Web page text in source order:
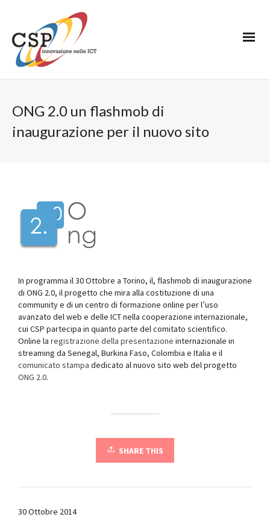
ONG 2.0 un flashmob di
inaugurazione per il nuovo sito
In programma il 30 Ottobre a Torino, il, flashmob di inaugurazione
di ONG 2.0, il progetto che mira alla costituzione di una
community e di un centro di formazione online per l’uso
avanzato del web e delle ICT nella cooperazione internazionale,
cui CSP partecipa in quanto parte del comitato scientifico.
Online la registrazione della presentazione internazionale in
streaming da Senegal, Burkina Faso, Colombia e Italia e il
comunicato stampa dedicato al nuovo sito web del progetto
ONG 2.0.
SHARE THIS
30 Ottobre 2014